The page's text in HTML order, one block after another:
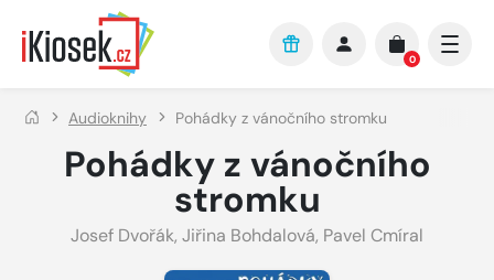
Přejít na hlavní obsah
0
Audioknihy Pohádky z vánočního stromku
Pohádky z vánočního
stromku
Josef Dvořák, Jiřina Bohdalová, Pavel Cmíral